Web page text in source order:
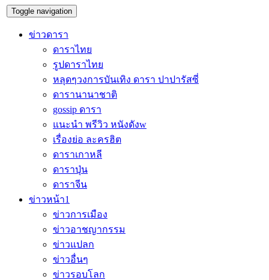
Toggle navigation
ข่าวดารา
ดาราไทย
รูปดาราไทย
หลุดๆวงการบันเทิง ดารา ปาปารัสซี่
ดารานานาชาติ
gossip ดารา
แนะนำ พรีวิว หนังดังw
เรื่องย่อ ละครฮิต
ดาราเกาหลี
ดาราปุ่น
ดาราจีน
ข่าวหน้า1
ข่าวการเมือง
ข่าวอาชญากรรม
ข่าวแปลก
ข่าวอื่นๆ
ข่าวรอบโลก